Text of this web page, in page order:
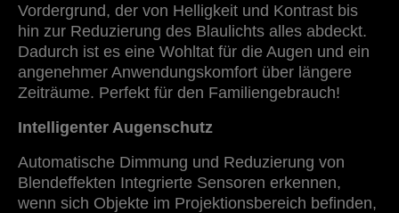
Vordergrund, der von Helligkeit und Kontrast bis
hin zur Reduzierung des Blaulichts alles abdeckt.
Dadurch ist es eine Wohltat für die Augen und ein
angenehmer Anwendungskomfort über längere
Zeiträume. Perfekt für den Familiengebrauch!
Intelligenter Augenschutz
Automatische Dimmung und Reduzierung von
Blendeffekten Integrierte Sensoren erkennen,
wenn sich Objekte im Projektionsbereich befinden,